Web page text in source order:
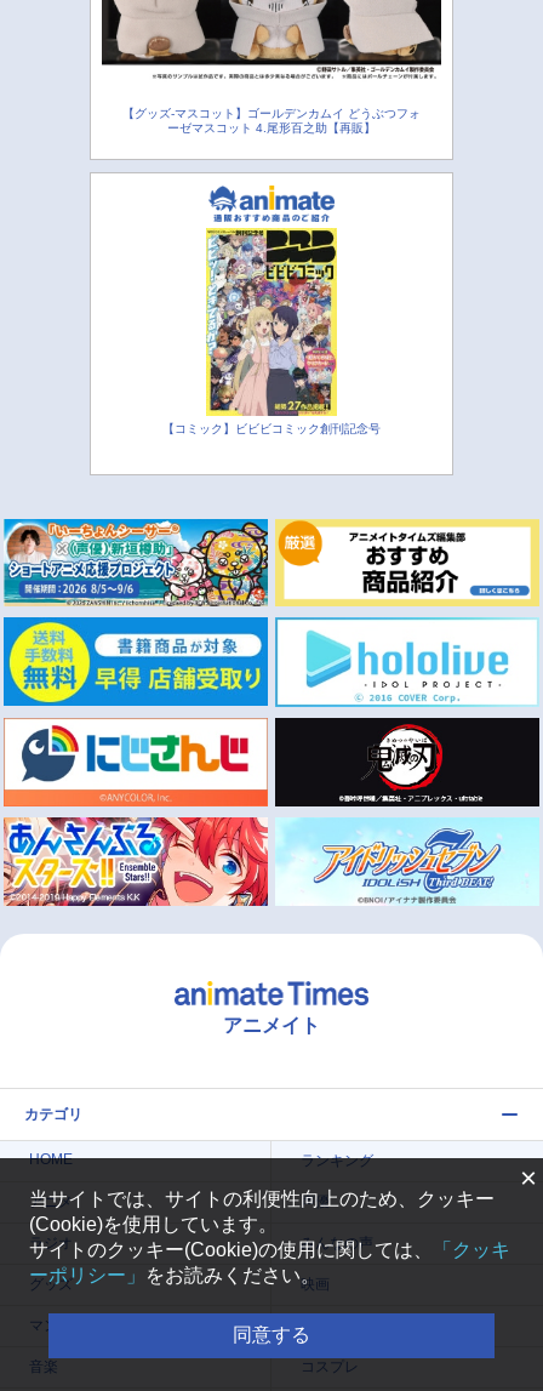
【グッズ-マスコット】ゴールデンカムイ どうぶつフォ
ーゼマスコット 4.尾形百之助【再販】
【コミック】ビビビコミック創刊記念号
アニメイト
カテゴリ
HOME ランキング
アニメ 声優
ラジオ みんなの声
グッズ 映画
マンガ・ラノベ ゲーム・アプリ
音楽 コスプレ
×
当サイトでは、サイトの利便性向上のため、クッキー
(Cookie)を使用しています。
サイトのクッキー(Cookie)の使用に関しては、
「クッキ
ーポリシー」
をお読みください。
同意する